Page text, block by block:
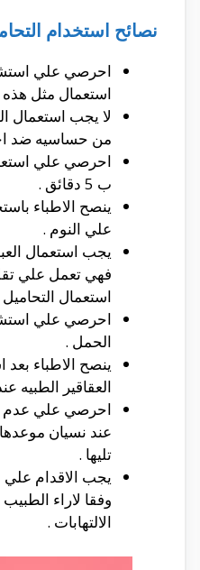
نصائح استخدام
احرصي علي
استعمال مثل هذه
لا يجب استعمال
من حساسيه ضد
احرصي علي
ب 5 دقائق .
ينصح الاطباء
علي النوم .
يجب استعمال
فهي تعمل علي
استعمال
احرصي علي
الحمل .
ينصح الاطباء
العقاقير الطبيه
احرصي علي عدم
عند نسيان موعدها
تليها .
يجب الاقدام علي
وفقا لاراء
الالتهابات .